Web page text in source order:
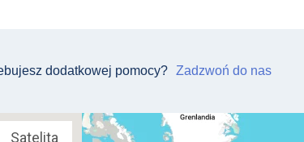
dodatkowej pomocy? Zadzwoń do nas
Satelita